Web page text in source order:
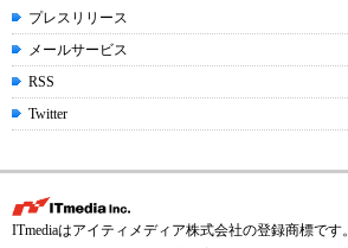
プレスリリース
メールサービス
RSS
Twitter
ITmediaはアイティメディア株式会社の登録商標です。